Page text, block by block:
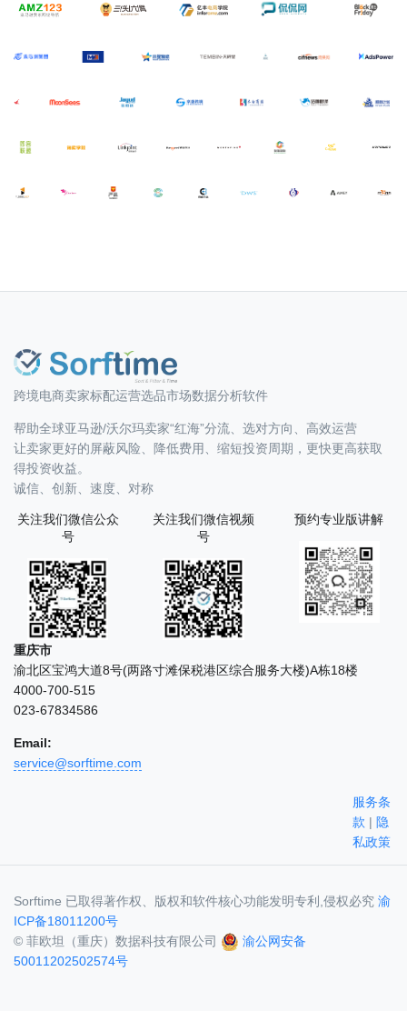
跨境电商卖家标配运营选品市场数据分析软件
帮助全球亚马逊/沃尔玛卖家“红海”分流、选对方向、高效运营
让卖家更好的屏蔽风险、降低费用、缩短投资周期，更快更高获取
得投资收益。
诚信、创新、速度、对称
关注我们微信公众
号
关注我们微信视频
号
预约专业版讲解
重庆市
渝北区宝鸿大道8号(两路寸滩保税港区综合服务大楼)A栋18楼
4000-700-515
023-67834586
Email:
service@sorftime.com
服务条
款 | 隐
私政策
Sorftime 已取得著作权、版权和软件核心功能发明专利,侵权必究 渝
ICP备18011200号
© 菲欧坦（重庆）数据科技有限公司
渝公网安备
50011202502574号